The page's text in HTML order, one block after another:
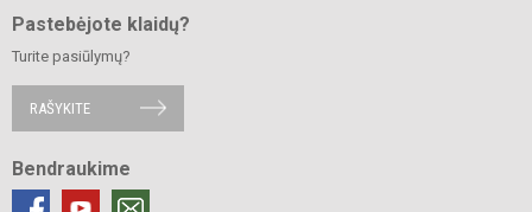
Pastebėjote klaidų?
Turite pasiūlymų?
RAŠYKITE
Bendraukime